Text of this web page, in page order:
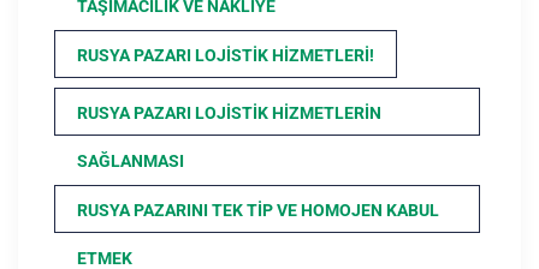
TAŞIMACILIK VE NAKLIYE
RUSYA PAZARI LOJISTIK HIZMETLERI!
RUSYA PAZARI LOJISTIK HIZMETLERIN
SAĞLANMASI
RUSYA PAZARINI TEK TIP VE HOMOJEN KABUL
ETMEK